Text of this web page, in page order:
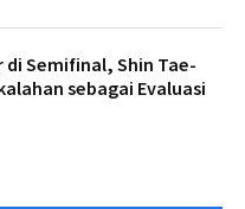
di Semifinal, Shin Tae-
sebagai Evaluasi